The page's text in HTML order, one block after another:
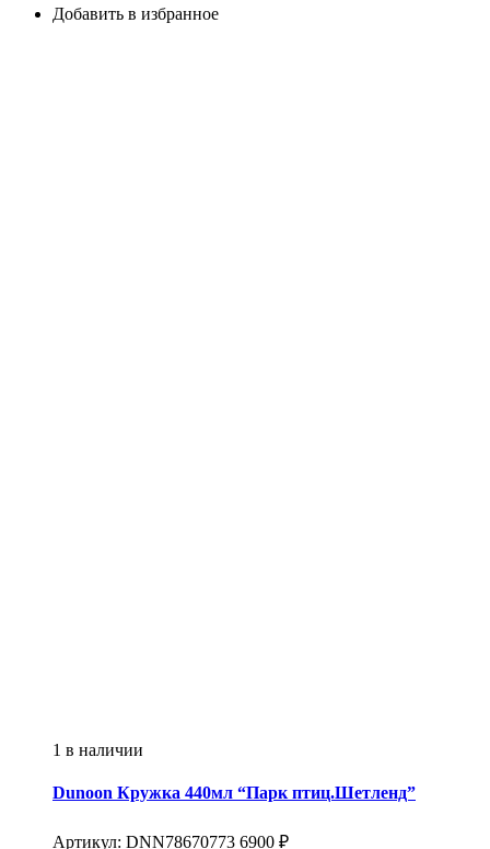
Добавить в избранное
1 в наличии
Dunoon Кружка 440мл “Парк птиц.Шетленд”
Артикул: DNN78670773 6900 ₽